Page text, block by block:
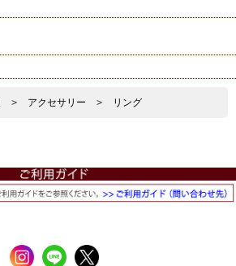
> アクセサリー > リング